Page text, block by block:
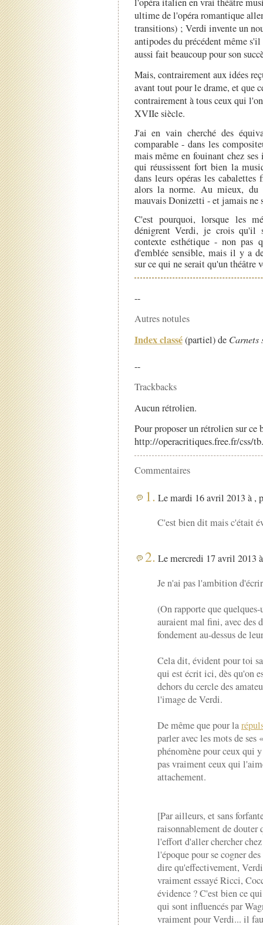
ultime de l'opéra romantique
transitions) ; Verdi invente un
antipodes du précédent même
aussi fait beaucoup pour son
Mais, contrairement aux idées
avant tout pour le drame, et que
contrairement à tous ceux qui
XVIIe siècle.
J'ai en vain cherché des
comparable - dans les
mais même en fouinant chez
qui réussissent fort bien la
dans leurs opéras les
alors la norme. Au mieux,
mauvais Donizetti - et jamais ne
C'est pourquoi, lorsque les
dénigrent Verdi, je crois qu'il
contexte esthétique - non
d'emblée sensible, mais il y a
sur ce qui ne serait qu'un théâtre
--
Autres notules
Index classé(partiel) de Carnets
--
Trackbacks
Aucun rétrolien.
Pour proposer un rétrolien sur
http://operacritiques.free.fr/css/
Commentaires
1. Le mardi 16 avril 2013 à ,
C'est bien dit mais c'était
2. Le mercredi 17 avril 2013
Je n'ai pas l'ambition
(On rapporte que
auraient mal fini, avec des
fondement au-dessus de
Cela dit, évident pour toi
qui est écrit ici, dès qu'on
dehors du cercle des
l'image de Verdi.
De même que pour la
parler avec les mots de
phénomène pour ceux qui
pas vraiment ceux qui
attachement.
[Par ailleurs, et sans
raisonnablement de douter
l'effort d'aller chercher
l'époque pour se cogner
dire qu'effectivement,
vraiment essayé Ricci,
évidence ? C'est bien ce
qui sont influencés par
vraiment pour Verdi... il